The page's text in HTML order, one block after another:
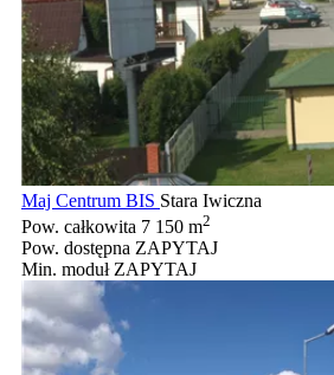
Maj Centrum BIS Stara Iwiczna
Pow. całkowita 7 150 m2
Pow. dostępna ZAPYTAJ
Min. moduł ZAPYTAJ